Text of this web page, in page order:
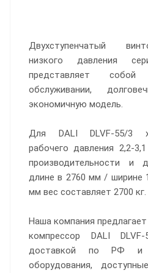
Двухступенчатый
низкого давления
представляет
обслуживании,
экономичную модель.
Для DALI DLVF-55/3
рабочего давления 2,2-
производительности и
длине в 2760 мм / ширине
мм вес составляет 2700 кг.
Наша компания
компрессор DALI
доставкой по РФ и
оборудования,